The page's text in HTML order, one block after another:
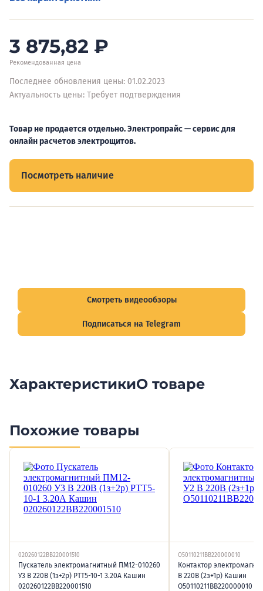
3 875,82 ₽
Рекомендованная цена
Последнее обновления цены: 01.02.2023
Актуальность цены: Требует подтверждения
Товар не продается отдельно. Электропрайс — сервис для
онлайн расчетов электрощитов.
Посмотреть наличие
Смотреть видеообзоры
Подписаться на Telegram
ХарактеристикиО товаре
Похожие товары
020260122ВВ220001510
Пускатель электромагнитный ПМ12-010260
У3 В 220В (1з+2р) РТТ5-10-1 3.20А Кашин
020260122ВВ220001510
O50110211ВВ220000010
Контактор
В 220В (2з+1р) Кашин
O50110211ВВ220000010